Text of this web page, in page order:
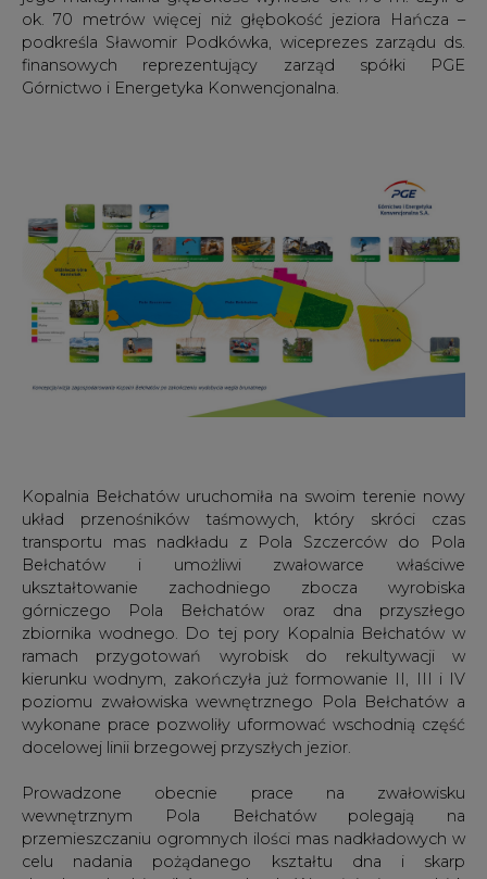
ok. 70 metrów więcej niż głębokość jeziora Hańcza –
podkreśla Sławomir Podkówka, wiceprezes zarządu ds.
finansowych reprezentujący zarząd spółki PGE
Górnictwo i Energetyka Konwencjonalna.
Kopalnia Bełchatów uruchomiła na swoim terenie nowy
układ przenośników taśmowych, który skróci czas
transportu mas nadkładu z Pola Szczerców do Pola
Bełchatów i umożliwi zwałowarce właściwe
ukształtowanie zachodniego zbocza wyrobiska
górniczego Pola Bełchatów oraz dna przyszłego
zbiornika wodnego. Do tej pory Kopalnia Bełchatów w
ramach przygotowań wyrobisk do rekultywacji w
kierunku wodnym, zakończyła już formowanie II, III i IV
poziomu zwałowiska wewnętrznego Pola Bełchatów a
wykonane prace pozwoliły uformować wschodnią część
docelowej linii brzegowej przyszłych jezior.
Prowadzone obecnie prace na zwałowisku
wewnętrznym Pola Bełchatów polegają na
przemieszczaniu ogromnych ilości mas nadkładowych w
celu nadania pożądanego kształtu dna i skarp